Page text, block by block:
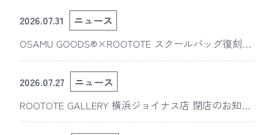
2026.07.31
ニュース
OSAMU GOODS®×ROOTOTE スクールバッグ復刻
版“スライスドアイ”の新デザインが「The 50th Annive
rsary OSAMU GOODS展」に登場
2026.07.27
ニュース
ROOTOTE GALLERY 横浜ジョイナス店 閉店のお知ら
せ